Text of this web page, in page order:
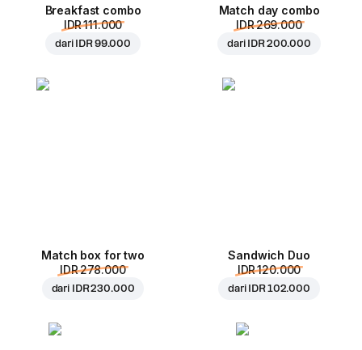
Breakfast combo
IDR 111.000
dari IDR 99.000
Match day combo
IDR 269.000
dari IDR 200.000
Match box for two
IDR 278.000
dari IDR 230.000
Sandwich Duo
IDR 120.000
dari IDR 102.000